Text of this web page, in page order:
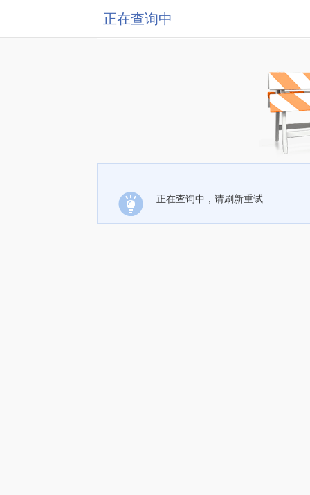
正在查询中
正在查询中，请刷新重试